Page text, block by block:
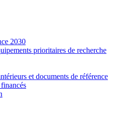
2030
prioritaires de recherche
et documents de référence